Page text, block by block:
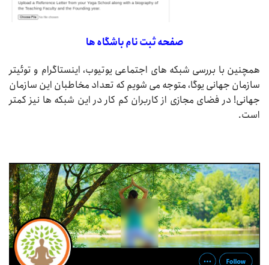
صفحه ثبت نام باشگاه ها
همچنین با بررسی شبکه های اجتماعی یوتیوب، اینستاگرام و توئیتر
سازمان جهانی یوگا، متوجه می شویم که تعداد مخاطبان این سازمان
جهانی! در فضای مجازی از کاربران کم کار در این شبکه ها نیز کمتر
است.